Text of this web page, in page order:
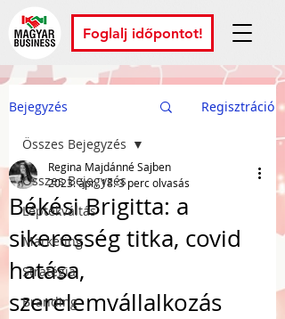
Foglalj időpontot!
Bejegyzés Regisztráció
Összes Bejegyzés
Léptékváltás
Marketing
Stratégia
Branding
Összes Bejegyzés
Békési Brigitta: a
sikeresség titka, covid
hatása,
szerelemvállalkozás
Regina Majdánné Sajben
2023. ápr. 18.3 perc olvasás